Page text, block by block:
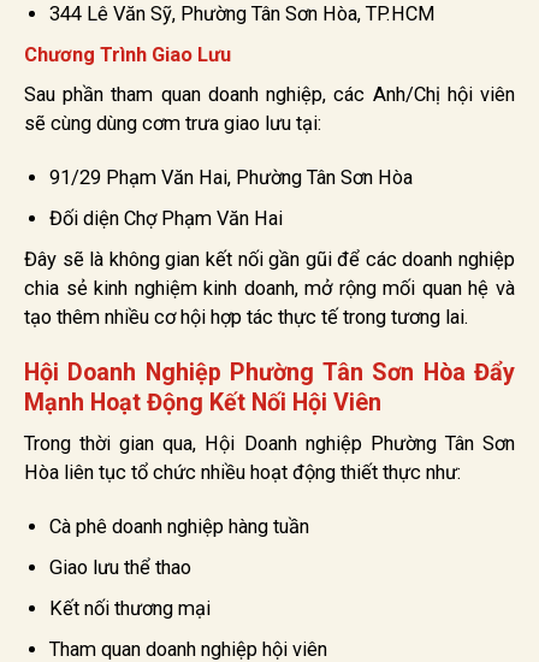
344 Lê Văn Sỹ, Phường Tân Sơn Hòa, TP.HCM
Chương Trình Giao Lưu
Sau phần tham quan doanh nghiệp, các Anh/Chị hội viên
sẽ cùng dùng cơm trưa giao lưu tại:
91/29 Phạm Văn Hai, Phường Tân Sơn Hòa
Đối diện Chợ Phạm Văn Hai
Đây sẽ là không gian kết nối gần gũi để các doanh nghiệp
chia sẻ kinh nghiệm kinh doanh, mở rộng mối quan hệ và
tạo thêm nhiều cơ hội hợp tác thực tế trong tương lai.
Hội Doanh Nghiệp Phường Tân Sơn Hòa Đẩy
Mạnh Hoạt Động Kết Nối Hội Viên
Trong thời gian qua, Hội Doanh nghiệp Phường Tân Sơn
Hòa liên tục tổ chức nhiều hoạt động thiết thực như:
Cà phê doanh nghiệp hàng tuần
Giao lưu thể thao
Kết nối thương mại
Tham quan doanh nghiệp hội viên